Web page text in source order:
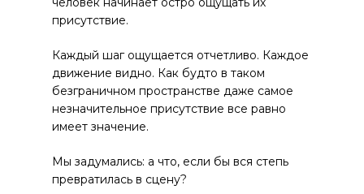
присутствие.
Каждый шаг ощущается отчетливо. Каждое
движение видно. Как будто в таком
безграничном пространстве даже самое
незначительное присутствие все равно
имеет значение.
Мы задумались: а что, если бы вся степь
превратилась в сцену?